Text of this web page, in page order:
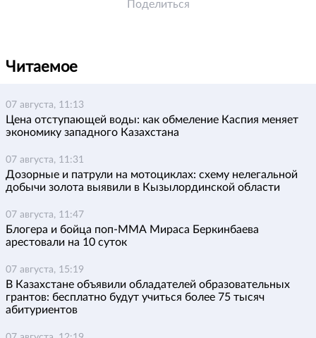
Поделиться
Читаемое
07 августа, 11:13
Цена отступающей воды: как обмеление Каспия меняет
экономику западного Казахстана
07 августа, 11:31
Дозорные и патрули на мотоциклах: схему нелегальной
добычи золота выявили в Кызылординской области
07 августа, 11:47
Блогера и бойца поп-ММА Мираса Беркинбаева
арестовали на 10 суток
07 августа, 15:19
В Казахстане объявили обладателей образовательных
грантов: бесплатно будут учиться более 75 тысяч
абитуриентов